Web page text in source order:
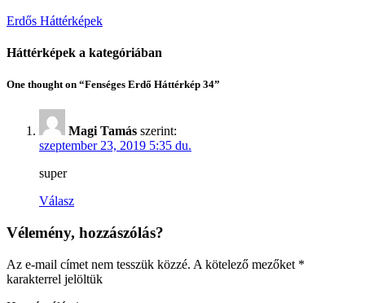
Erdős Háttérképek
Háttérképek a kategóriában
One thought on “Fenséges Erdő Háttérkép 34”
Magi Tamás szerint:
szeptember 23, 2019 5:35 du.
super
Válasz
Vélemény, hozzászólás?
Az e-mail címet nem tesszük közzé. A kötelező mezőket *
karakterrel jelöltük